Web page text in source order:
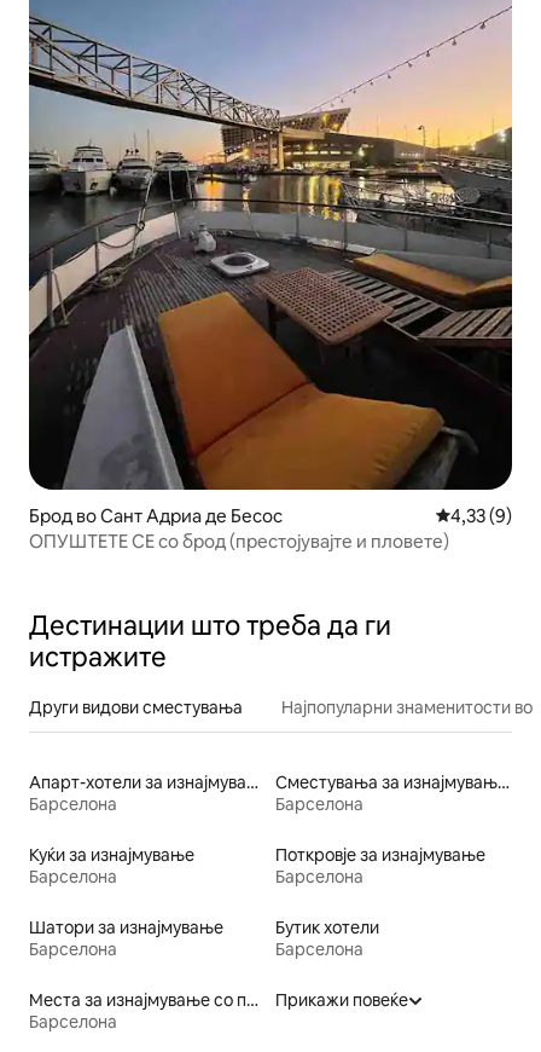
Брод во Сант Адриа де Бесос Просечна
4,33 (9)
ОПУШТЕТЕ СЕ со брод (престојувајте и пловете)
Дестинации што треба да ги
истражите
Други видови сместувања Најпопуларни знаменитости во
Апарт-хотели за изнајмување
Барселона
Сместувања за изнајмување со сауна
Барселона
Куќи за изнајмување
Барселона
Поткровје за изнајмување
Барселона
Шатори за изнајмување
Барселона
Бутик хотели
Барселона
Места за изнајмување со пристап до езеро
Барселона
Прикажи повеќе